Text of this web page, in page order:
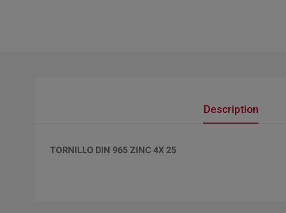
Description
TORNILLO DIN 965 ZINC 4X 25